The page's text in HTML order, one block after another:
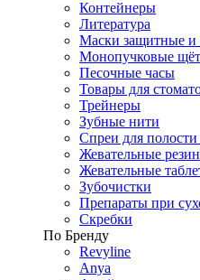
Контейнеры
Литература
Маски защитные и
Монопучковые
Песочные часы
Товары для
Трейнеры
Зубные нити
Спреи для полости
Жевательные
Жевательные
Зубочистки
Препараты при
Скребки
По Бренду
Revyline
Anya